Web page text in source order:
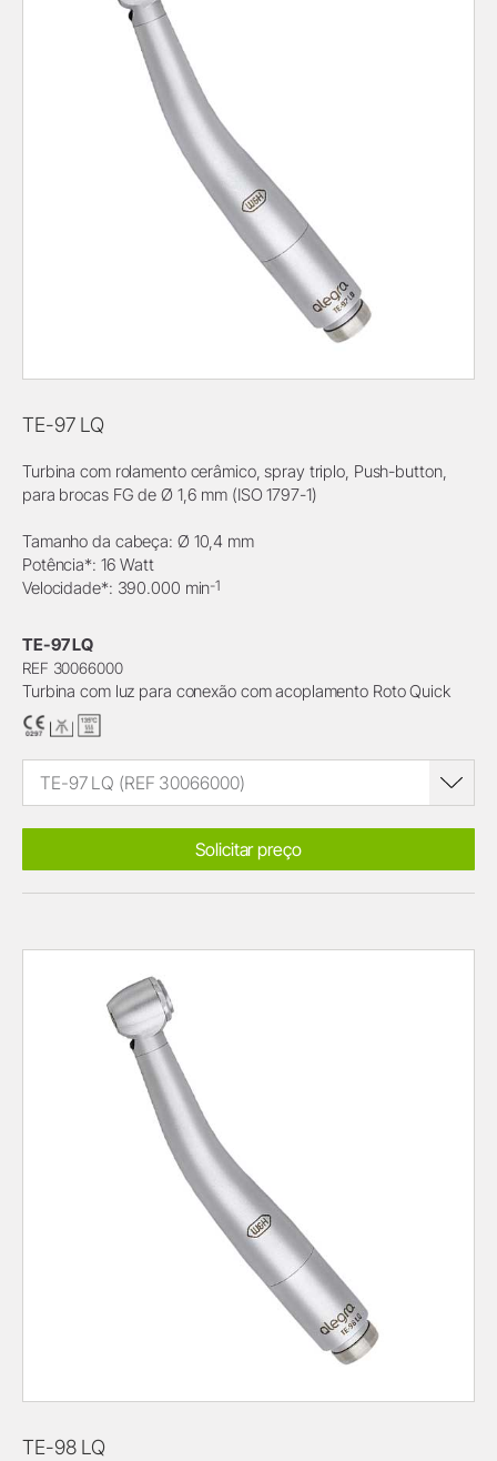
TE-97 LQ
Turbina com rolamento cerâmico, spray triplo, Push-button,
para brocas FG de Ø 1,6 mm (ISO 1797-1)
Tamanho da cabeça: Ø 10,4 mm
Potência*: 16 Watt
Velocidade*: 390.000 min-1
TE-97 LQ
REF 30066000
Turbina com luz para conexão com acoplamento Roto Quick
TE-97 LQ (REF 30066000)
Solicitar preço
TE-98 LQ